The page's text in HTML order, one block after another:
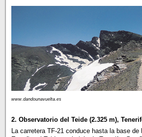
www.dandounavuelta.es
2. Observatorio del Teide (2.325 m),
La carretera TF-21 conduce hasta la base